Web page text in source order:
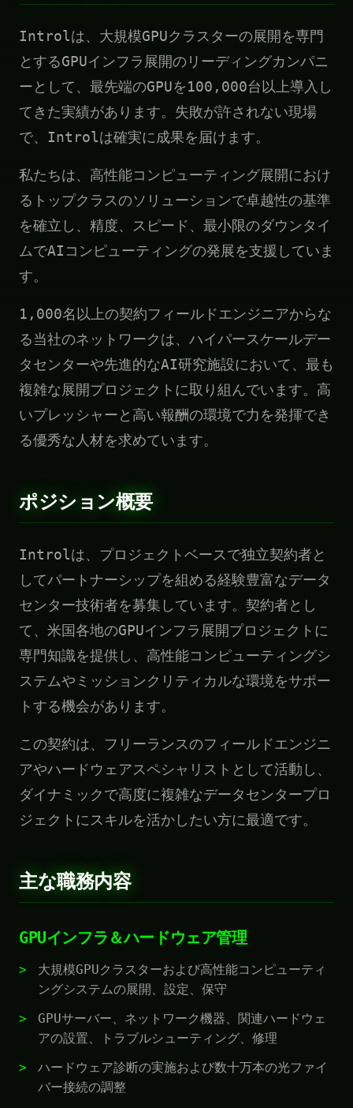
Introlは、大規模GPUクラスターの展開を専門
とするGPUインフラ展開のリーディングカンパニ
ーとして、最先端のGPUを100,000台以上導入し
てきた実績があります。失敗が許されない現場
で、Introlは確実に成果を届けます。
私たちは、高性能コンピューティング展開におけ
るトップクラスのソリューションで卓越性の基準
を確立し、精度、スピード、最小限のダウンタイ
ムでAIコンピューティングの発展を支援していま
す。
1,000名以上の契約フィールドエンジニアからな
る当社のネットワークは、ハイパースケールデー
タセンターや先進的なAI研究施設において、最も
複雑な展開プロジェクトに取り組んでいます。高
いプレッシャーと高い報酬の環境で力を発揮でき
る優秀な人材を求めています。
ポジション概要
Introlは、プロジェクトベースで独立契約者と
してパートナーシップを組める経験豊富なデータ
センター技術者を募集しています。契約者とし
て、米国各地のGPUインフラ展開プロジェクトに
専門知識を提供し、高性能コンピューティングシ
ステムやミッションクリティカルな環境をサポー
トする機会があります。
この契約は、フリーランスのフィールドエンジニ
アやハードウェアスペシャリストとして活動し、
ダイナミックで高度に複雑なデータセンタープロ
ジェクトにスキルを活かしたい方に最適です。
主な職務内容
GPUインフラ＆ハードウェア管理
大規模GPUクラスターおよび高性能コンピューティ
ングシステムの展開、設定、保守
GPUサーバー、ネットワーク機器、関連ハードウェ
アの設置、トラブルシューティング、修理
ハードウェア診断の実施および数十万本の光ファイ
バー接続の調整